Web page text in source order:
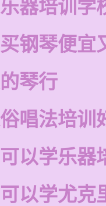
器培训学
钢琴便宜
琴行
唱法培训
以学乐器
以学尤克